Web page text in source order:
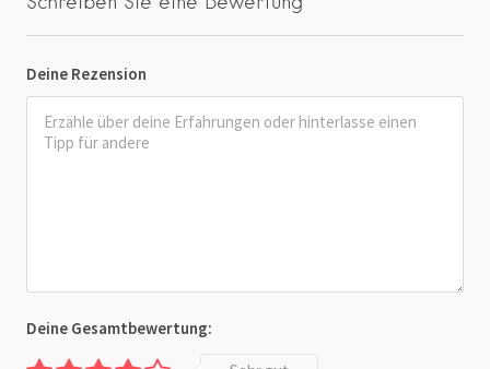
Deine Rezension
Deine Gesamtbewertung: